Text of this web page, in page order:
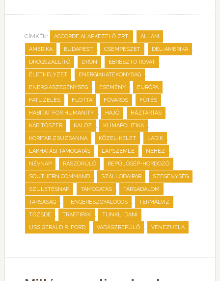
CÍMKÉK: ACCORDE ALAPKEZELŐ ZRT. , ÁLLAM ,
AMERIKA , BUDAPEST , CSEMPÉSZET , DÉL-AMERIKA ,
DROGSZÁLLÍTÓ , DRÓN , ÉBRESZTŐ ROVAT ,
ÉLETHELYZET , ENERGIAHATÉKONYSÁG ,
ENERGIASZEGÉNYSÉG , ESEMÉNY , EURÓPA ,
FATÜZELÉS , FLOTTA , FŐVÁROS , FŰTÉS ,
HABITAT FOR HUMANITY , HAJÓ , HÁZTARTÁS ,
KÁBÍTÓSZER , KALÓZ , KLÍMAPOLITIKA ,
KORITÁR ZSUZSANNA , KÖZEL-KELET , LADIK ,
LAKHATÁSI TÁMOGATÁS , LAPSZEMLE , NEHÉZ ,
NÉVNAP , RÁSZORÚLÓ , REPÜLŐGÉP-HORDOZÓ ,
SOUTHERN COMMAND , SZÁLLODAIPAR , SZEGÉNYSÉG ,
SZÜLETÉSNAP , TÁMOGATÁS , TÁRSADALOM ,
TÁRSASÁG , TENGERÉSZGYALOGOS , TERMÁLVÍZ ,
TŐZSDE , TRAFFIPAX , TUNKLI DANI ,
USS GERALD R. FORD , VADÁSZREPÜLŐ , VENEZUELA